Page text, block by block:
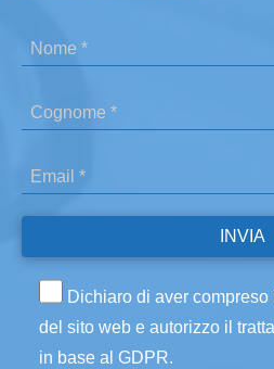
Dichiaro di aver
del sito web e autorizzo il
in base al GDPR.